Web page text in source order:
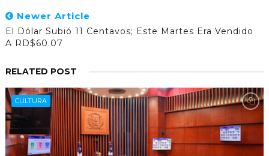
Newer Article
El Dólar Subió 11 Centavos; Este Martes Era Vendido
A RD$60.07
RELATED POST
CULTURA